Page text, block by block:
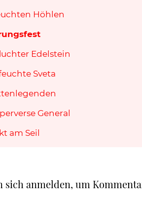
Höhlen
Edelstein
Sveta
General
am Seil
sich anmelden, um